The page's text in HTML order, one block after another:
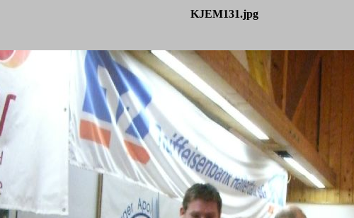
KJEM131.jpg